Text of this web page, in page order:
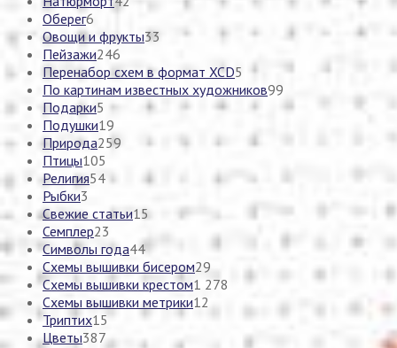
Оберег6
Овощи и фрукты33
Пейзажи246
Перенабор схем в формат XCD5
По картинам известных художников99
Подарки5
Подушки19
Природа259
Птицы105
Религия54
Рыбки3
Свежие статьи15
Семплер23
Символы года44
Схемы вышивки бисером29
Схемы вышивки крестом1 278
Схемы вышивки метрики12
Триптих15
Цветы387